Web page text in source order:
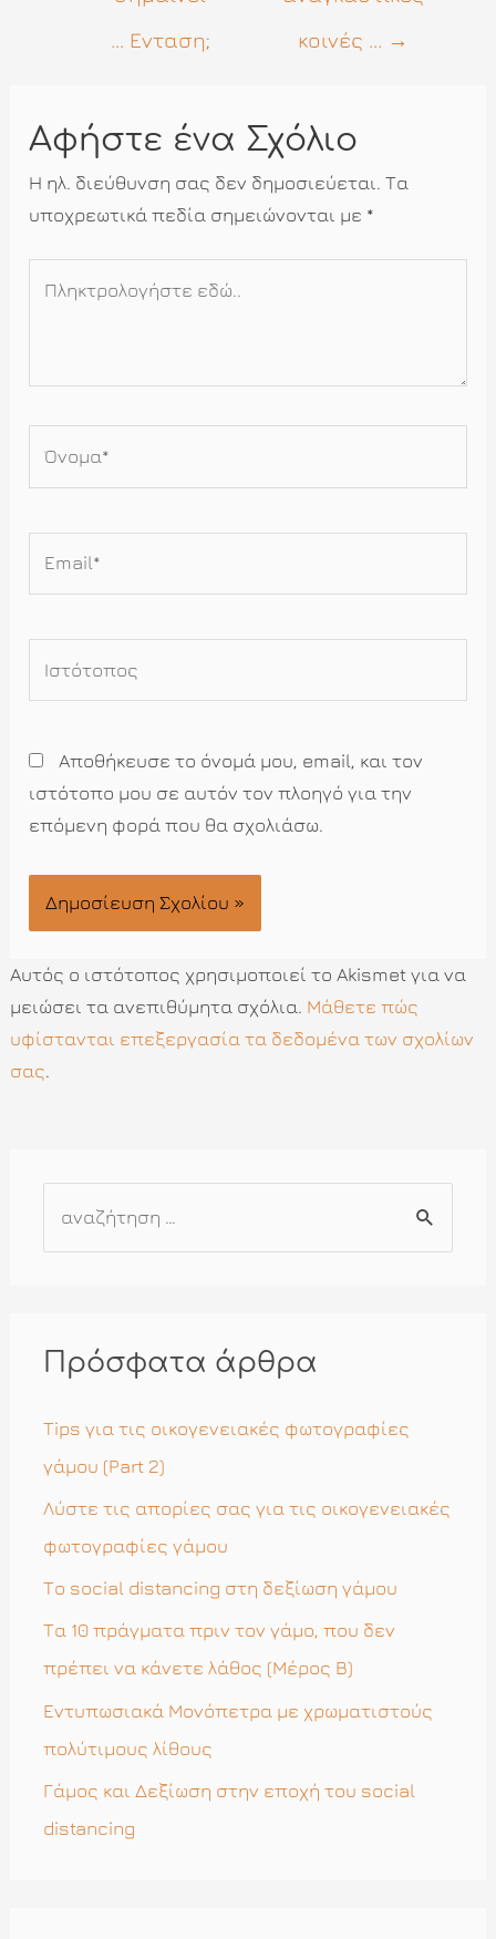
... Ενταση;
κοινές ... →
Αφήστε ένα Σχόλιο
Η ηλ. διεύθυνση σας δεν δημοσιεύεται. Τα
υποχρεωτικά πεδία σημειώνονται με *
Αποθήκευσε το όνομά μου, email, και τον
ιστότοπο μου σε αυτόν τον πλοηγό για την
επόμενη φορά που θα σχολιάσω.
Αυτός ο ιστότοπος χρησιμοποιεί το Akismet για να
μειώσει τα ανεπιθύμητα σχόλια. Μάθετε πώς
υφίστανται επεξεργασία τα δεδομένα των σχολίων
σας.
ή
η
σ
η
γ
Πρόσφατα άρθρα
Tips για τις οικογενειακές φωτογραφίες
γάμου (Part 2)
Λύστε τις απορίες σας για τις οικογενειακές
φωτογραφίες γάμου
Το social distancing στη δεξίωση γάμου
Τα 10 πράγματα πριν τον γάμο, που δεν
πρέπει να κάνετε λάθος (Μέρος Β)
Εντυπωσιακά Μονόπετρα με χρωματιστούς
πολύτιμους λίθους
Γάμος και Δεξίωση στην εποχή του social
distancing